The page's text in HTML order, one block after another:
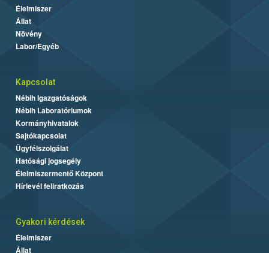
Élelmiszer
Állat
Növény
Labor/Egyéb
Kapcsolat
Nébih Igazgatóságok
Nébih Laboratóriumok
Kormányhivatalok
Sajtókapcsolat
Ügyfélszolgálat
Hatósági jogsegély
Élelmiszermentő Központ
Hírlevél feliratkozás
Gyakori kérdések
Élelmiszer
Állat